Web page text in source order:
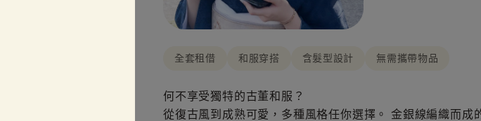
全套租借 和服穿搭 含髮型設計 無需攜帶物品
何不享受獨特的古董和服？
從復古風到成熟可愛，多種風格任你選擇。 金銀線編織而